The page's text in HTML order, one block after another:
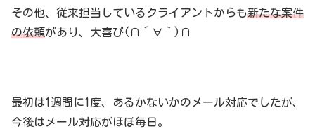
その他、従来担当しているクライアントからも新たな案件
の依頼があり、大喜び(∩´∀｀)∩
最初は1週間に1度、あるかないかのメール対応でしたが、
今後はメール対応がほぼ毎日。